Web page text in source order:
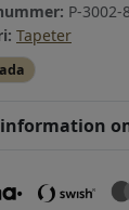
P-3002-
Tapeter